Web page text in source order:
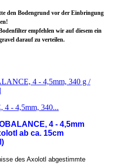
den Bodengrund vor der Einbringung
empfehlen wir auf diesem ein
darauf zu verteilen.
- 4,5mm, 340...
4 - 4,5mm
ab ca. 15cm
des Axolotl abgestimmte